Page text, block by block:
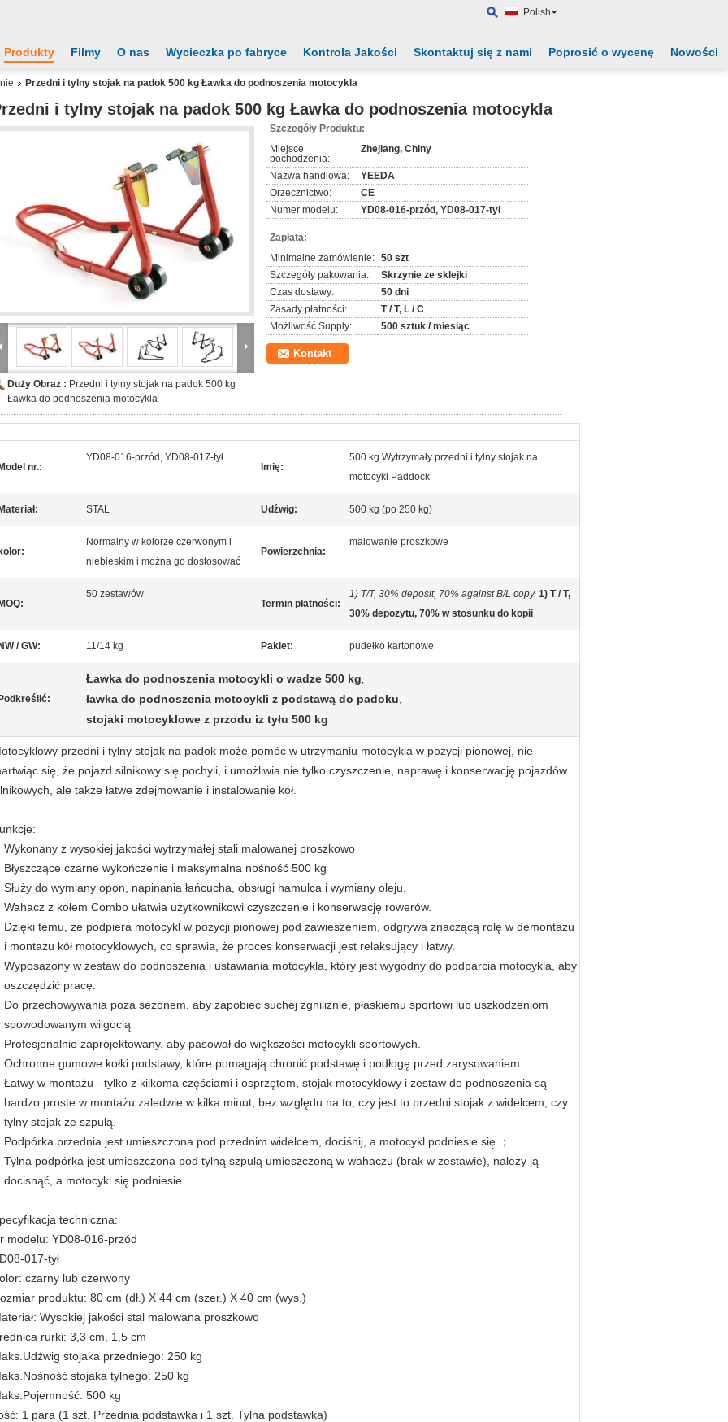
Polish
Produkty Filmy O nas Wycieczka po fabryce Kontrola Jakości Skontaktuj się z nami Poprosić o wycenę Nowości
Przedni i tylny stojak na padok 500 kg Ławka do podnoszenia motocykla
i tylny stojak na padok 500 kg Ławka do podnoszenia motocykla
Duży Obraz : Przedni i tylny stojak na padok 500 kg
Ławka do podnoszenia motocykla
Szczegóły Produktu:
Miejsce
pochodzenia:
Zhejiang, Chiny
Nazwa handlowa:
YEEDA
Orzecznictwo:
CE
Numer modelu:
YD08-016-przód, YD08-017-tył
Zapłata:
Minimalne zamówienie: 50 szt
Szczegóły pakowania:
Skrzynie ze sklejki
Czas dostawy:
50 dni
Zasady płatności:
T / T, L / C
Możliwość Supply:
500 sztuk / miesiąc
Kontakt
Model nr.:
YD08-016-przód, YD08-017-tył
Imię:
500 kg Wytrzymały przedni i tylny stojak na
motocykl Paddock
Materiał: STAL Udźwig: 500 kg (po 250 kg)
kolor:
Normalny w kolorze czerwonym i
niebieskim i można go dostosować
Powierzchnia:
malowanie proszkowe
MOQ:
50 zestawów
Termin płatności:
1) T/T, 30% deposit, 70% against B/L copy. 1) T / T,
30% depozytu, 70% w stosunku do kopii
NW / GW: 11/14 kg Pakiet: pudełko kartonowe
Podkreślić:
Ławka do podnoszenia motocykli o wadze 500 kg,
ławka do podnoszenia motocykli z podstawą do padoku,
stojaki motocyklowe z przodu iz tyłu 500 kg
przedni i tylny stojak na padok może pomóc w utrzymaniu motocykla w pozycji pionowej, nie
się, że pojazd silnikowy się pochyli, i umożliwia nie tylko czyszczenie, naprawę i konserwację pojazdów
ale także łatwe zdejmowanie i instalowanie kół.
Wykonany z wysokiej jakości wytrzymałej stali malowanej proszkowo
Błyszczące czarne wykończenie i maksymalna nośność 500 kg
Służy do wymiany opon, napinania łańcucha, obsługi hamulca i wymiany oleju.
Wahacz z kołem Combo ułatwia użytkownikowi czyszczenie i konserwację rowerów.
Dzięki temu, że podpiera motocykl w pozycji pionowej pod zawieszeniem, odgrywa znaczącą rolę w demontażu
i montażu kół motocyklowych, co sprawia, że ​​proces konserwacji jest relaksujący i łatwy.
Wyposażony w zestaw do podnoszenia i ustawiania motocykla, który jest wygodny do podparcia motocykla, aby
oszczędzić pracę.
Do przechowywania poza sezonem, aby zapobiec suchej zgniliznie, płaskiemu sportowi lub uszkodzeniom
spowodowanym wilgocią
Profesjonalnie zaprojektowany, aby pasował do większości motocykli sportowych.
Ochronne gumowe kołki podstawy, które pomagają chronić podstawę i podłogę przed zarysowaniem.
Łatwy w montażu - tylko z kilkoma częściami i osprzętem, stojak motocyklowy i zestaw do podnoszenia są
bardzo proste w montażu zaledwie w kilka minut, bez względu na to, czy jest to przedni stojak z widelcem, czy
tylny stojak ze szpulą.
Podpórka przednia jest umieszczona pod przednim widelcem, dociśnij, a motocykl podniesie się ；
Tylna podpórka jest umieszczona pod tylną szpulą umieszczoną w wahaczu (brak w zestawie), należy ją
docisnąć, a motocykl się podniesie.
techniczna:
modelu: YD08-016-przód
017-tył
czarny lub czerwony
produktu: 80 cm (dł.) X 44 cm (szer.) X 40 cm (wys.)
Wysokiej jakości stal malowana proszkowo
rurki: 3,3 cm, 1,5 cm
stojaka przedniego: 250 kg
stojaka tylnego: 250 kg
500 kg
1 para (1 szt. Przednia podstawka i 1 szt. Tylna podstawka)